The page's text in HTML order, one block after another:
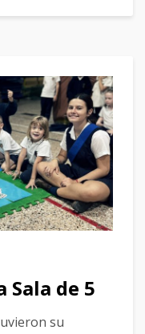
Sala de 5
su